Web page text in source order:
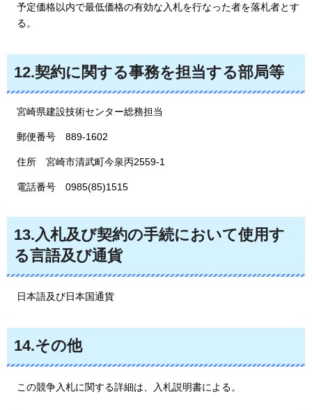
予定価格以内で最低価格の有効な入札を行なった者を落札者とす
る。
12.契約に関する事務を担当する部局等
宮崎県建設技術センター総務担当
郵便番号 889-1602
住所 宮崎市清武町今泉丙2559-1
電話番号 0985(85)1515
13.入札及び契約の手続において使用す
る言語及び通貨
日本語及び日本国通貨
14.その他
この競争入札に関する詳細は、入札説明書による。